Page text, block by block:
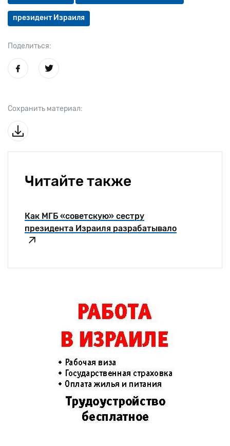
президент Израиля
Поделиться:
Сохранить материал:
Читайте также
Как МГБ «советскую» сестру
президента Израиля разрабатывало